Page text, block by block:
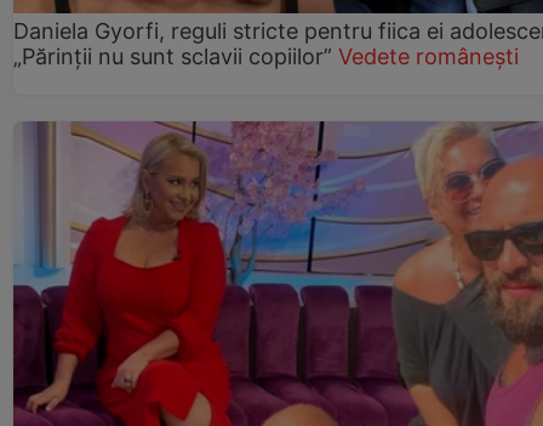
Daniela Gyorfi, reguli stricte pentru fiica ei
„Părinții nu sunt sclavii copiilor” Vedete românești